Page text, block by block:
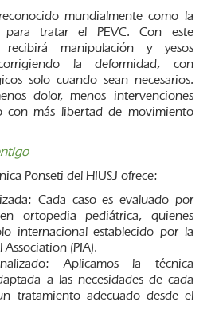
mundialmente como la
para tratar el PEVC. Con este
manipulación y yesos
la deformidad, con
solo cuando sean necesarios.
dolor, menos intervenciones
con más libertad de movimiento
Ponseti del HIUSJ ofrece:
Cada caso es evaluado por
ortopedia pediátrica, quienes
internacional establecido por la
(PIA).
Aplicamos la técnica
a las necesidades de cada
tratamiento adecuado desde el